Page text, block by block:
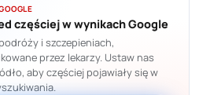
częściej w wynikach Google
i szczepieniach,
przez lekarzy. Ustaw nas
aby częściej pojawiały się w